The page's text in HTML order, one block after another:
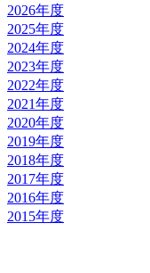
2026年度
2025年度
2024年度
2023年度
2022年度
2021年度
2020年度
2019年度
2018年度
2017年度
2016年度
2015年度